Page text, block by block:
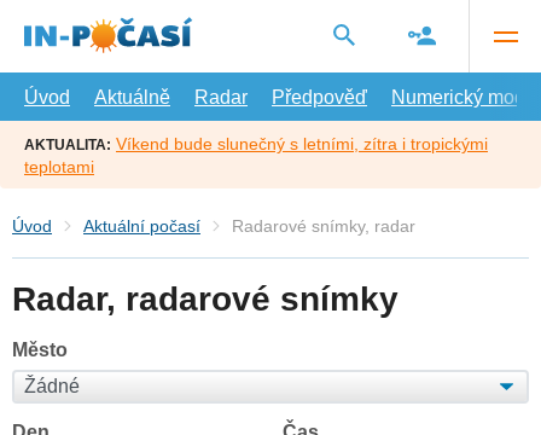
hlavní
Úvod
Aktuálně Radar Předpověď Numerický model
AKTUALITA: Víkend bude slunečný s letními, zítra i tropickými
teplotami
Úvod Aktuální počasí Radarové snímky, radar
Radar, radarové snímky
Město